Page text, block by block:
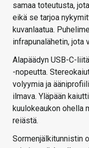
samaa toteutusta,
eikä se tarjoa
kuvanlaatua.
infrapunalähetin, jota
Alapäädyn USB-C-
-nopeutta.
volyymia ja
ilmava. Yläpään
kuulokeaukon ohella
reiästä.
Sormenjälkitunnistin